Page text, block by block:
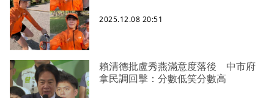
2025.12.08 20:51
賴清德批盧秀燕滿意度落後 中市府
拿民調回擊：分數低笑分數高